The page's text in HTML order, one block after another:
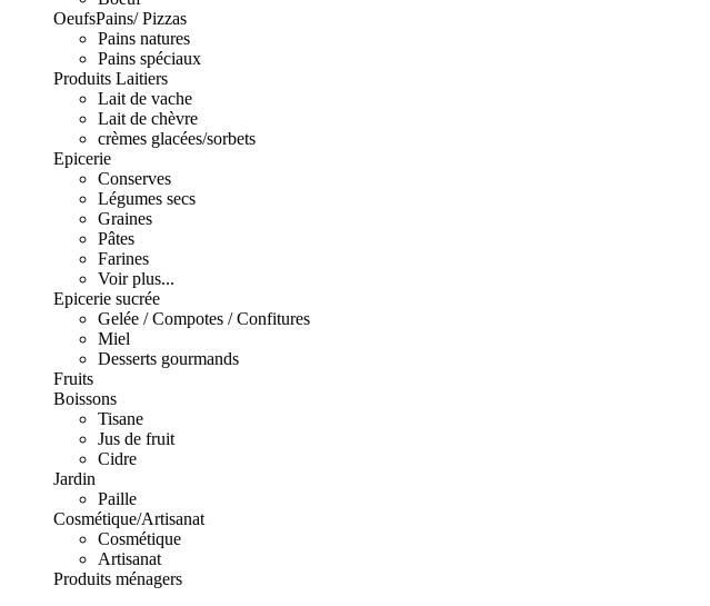
OeufsPains/ Pizzas
Pains natures
Pains spéciaux
Produits Laitiers
Lait de vache
Lait de chèvre
crèmes glacées/sorbets
Epicerie
Conserves
Légumes secs
Graines
Pâtes
Farines
Voir plus...
Epicerie sucrée
Gelée / Compotes / Confitures
Miel
Desserts gourmands
Fruits
Boissons
Tisane
Jus de fruit
Cidre
Jardin
Paille
Cosmétique/Artisanat
Cosmétique
Artisanat
Produits ménagers